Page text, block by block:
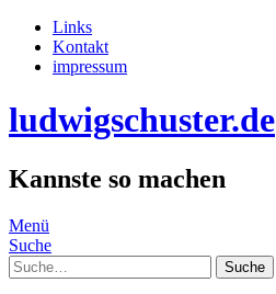
Links
Kontakt
impressum
ludwigschuster.de
Kannste so machen
Menü
Suche
Suche